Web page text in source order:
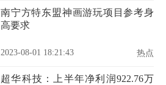
南宁方特东盟神画游玩项目参考身
高要求
2023-08-01 18:21:43 热点
超华科技：上半年净利润922.76万